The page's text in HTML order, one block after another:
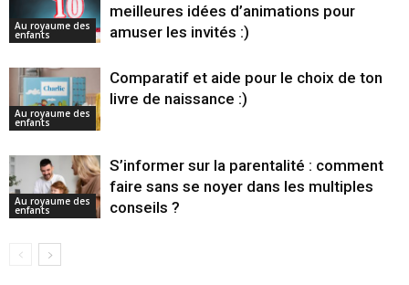
Au royaume des
enfants
meilleures idées d’animations pour
amuser les invités :)
Au royaume des
enfants
Comparatif et aide pour le choix de ton
livre de naissance :)
Au royaume des
enfants
S’informer sur la parentalité : comment
faire sans se noyer dans les multiples
conseils ?